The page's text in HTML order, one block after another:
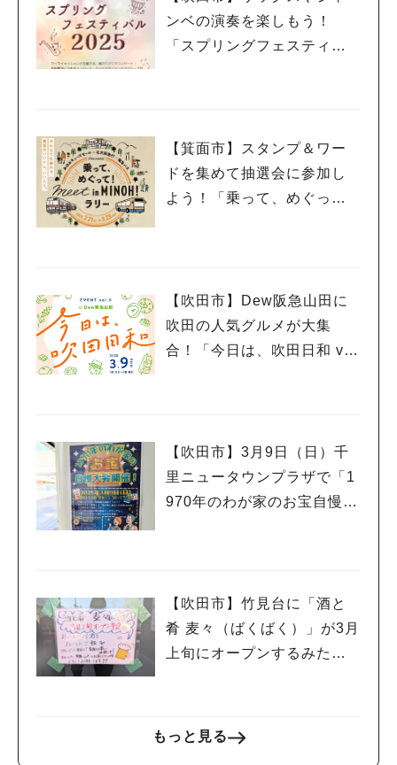
ンベの演奏を楽しもう！
「スプリングフェスティバ
【箕面市】スタンプ＆ワー
ドを集めて抽選会に参加し
よう！「乗って、めぐっ
【吹田市】Dew阪急山田に
吹田の人気グルメが大集
合！「今日は、吹田日和 vo
【吹田市】3月9日（日）千
里ニュータウンプラザで「1
970年のわが家のお宝自慢大
【吹田市】竹見台に「酒と
肴 麦々（ばくばく）」が3月
上旬にオープンするみた
もっと見る